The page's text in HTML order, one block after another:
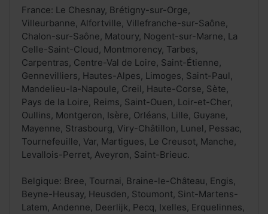
France: Le Chesnay, Brétigny-sur-Orge,
Villeurbanne, Alfortville, Villefranche-sur-Saône,
Chalon-sur-Saône, Matoury, Nogent-sur-Marne, La
Celle-Saint-Cloud, Montmorency, Tarbes,
Carpentras, Centre-Val de Loire, Saint-Étienne,
Gennevilliers, Hautes-Alpes, Limoges, Saint-Paul,
Mandelieu-la-Napoule, Creil, Haute-Corse, Sète,
Pays de la Loire, Reims, Saint-Ouen, Loir-et-Cher,
Oullins, Montgeron, Isère, Orléans, Lille, Guyane,
Mayenne, Strasbourg, Viry-Châtillon, Lunel, Pessac,
Tournefeuille, Var, Martigues, Le Creusot, Manche,
Levallois-Perret, Aveyron, Saint-Brieuc.
Belgique: Bree, Tournai, Braine-le-Château, Engis,
Beyne-Heusay, Heusden, Stoumont, Sint-Martens-
Latem, Andenne, Deerlijk, Pecq, Ixelles, Erquelinnes,